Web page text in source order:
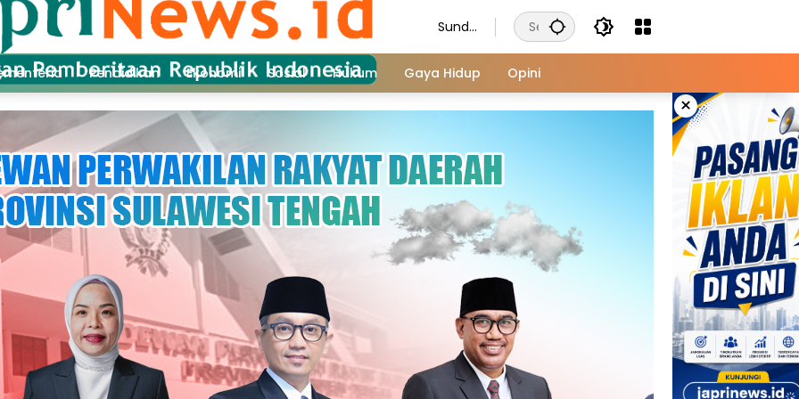
Sunda
Augus
t 9,
Pendidikan Ekonomi Sosial Hukum Gaya Hidup Opini
×